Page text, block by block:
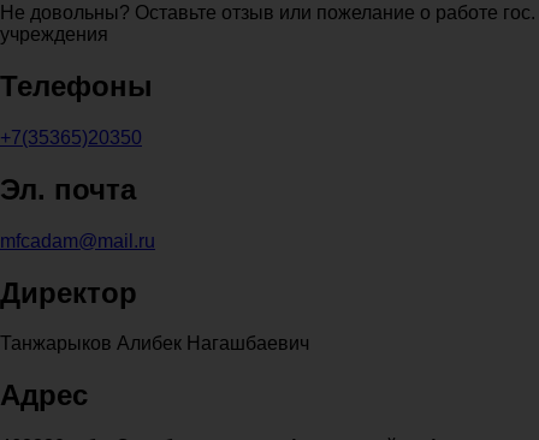
Не довольны? Оставьте отзыв или пожелание о работе гос.
учреждения
Телефоны
+7(35365)20350
Эл. почта
mfcadam@mail.ru
Директор
Танжарыков Алибек Нагашбаевич
Адрес